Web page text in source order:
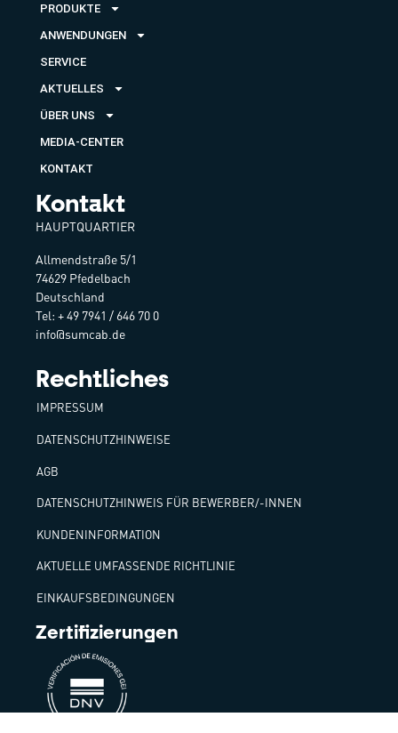
PRODUKTE
ANWENDUNGEN
SERVICE
AKTUELLES
ÜBER UNS
MEDIA-CENTER
KONTAKT
Kontakt
HAUPTQUARTIER
Allmendstraße 5/1
74629 Pfedelbach
Deutschland
Tel: + 49 7941 / 646 70 0
info@sumcab.de
Rechtliches
IMPRESSUM
DATENSCHUTZHINWEISE
AGB
DATENSCHUTZHINWEIS FÜR BEWERBER/-INNEN
KUNDENINFORMATION
AKTUELLE UMFASSENDE RICHTLINIE
EINKAUFSBEDINGUNGEN
Zertifizierungen